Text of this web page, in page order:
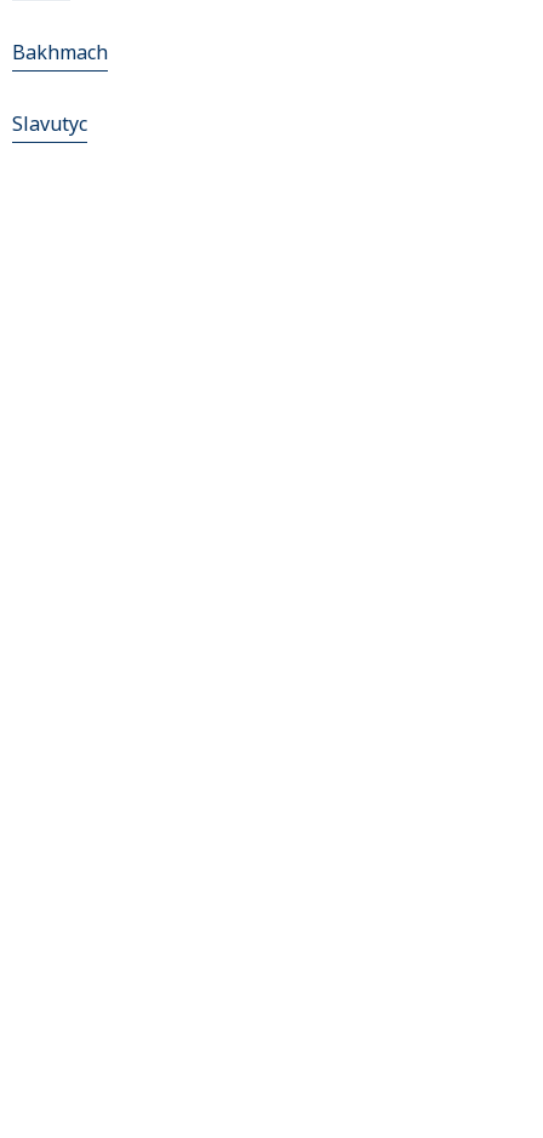
Bakhmach
Slavutyc